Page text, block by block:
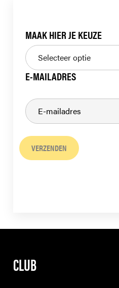
MAAK HIER JE KEUZE
E-MAILADRES
VERZENDEN
CLUB